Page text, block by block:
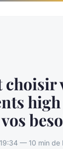
choisir
— 10 min de